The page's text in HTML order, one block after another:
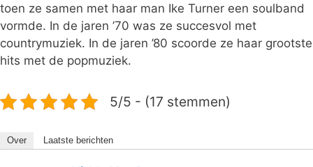
toen ze samen met haar man Ike Turner een soulband
vormde. In de jaren ’70 was ze succesvol met
countrymuziek. In de jaren ’80 scoorde ze haar grootste
hits met de popmuziek.
5/5 - (17 stemmen)
Over Laatste berichten